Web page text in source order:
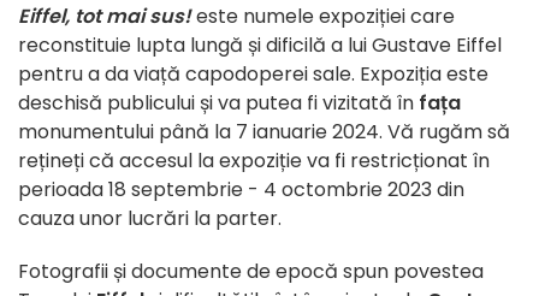
Eiffel, tot mai sus!este numele expoziției care
reconstituie lupta lungă și dificilă a lui Gustave Eiffel
pentru a da viață capodoperei sale. Expoziția este
deschisă publicului și va putea fi vizitată în fața
monumentului până la 7 ianuarie 2024. Vă rugăm să
rețineți că accesul la expoziție va fi restricționat în
perioada 18 septembrie - 4 octombrie 2023 din
cauza unor lucrări la parter.
Fotografii și documente de epocă spun povestea